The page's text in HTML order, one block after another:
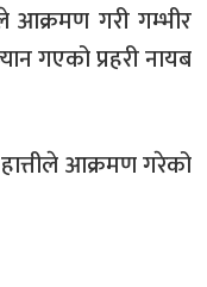
आक्रमण गरी गम्भीर
गएको प्रहरी नायब
आक्रमण गरेको